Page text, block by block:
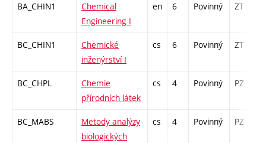
BA_CHIN1
Chemical
Engineering I
en 6 Povinný ZT
BC_CHIN1
Chemické
inženýrství I
cs 6 Povinný ZT
BC_CHPL
Chemie
přírodních látek
cs 4 Povinný PZ
BC_MABS
Metody analýzy
biologických
cs 4 Povinný PZ